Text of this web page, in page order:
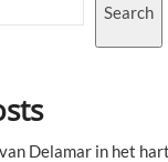
Search
Delamar in het